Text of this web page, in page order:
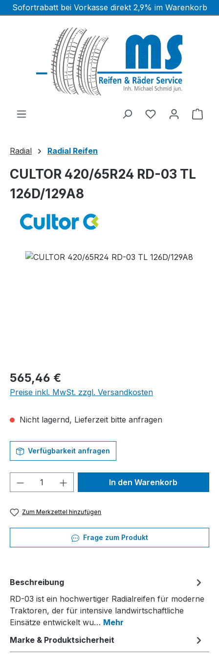
Zum Hauptinhalt springen
Sofortrabatt bei Vorkasse direkt 2,9% im Warenkorb
Radial Radial Reifen
CULTOR 420/65R24 RD-03 TL
126D/129A8
Bildergalerie überspringen
Regulärer Preis:
565,46 €
Preise inkl. MwSt. zzgl. Versandkosten
Nicht lagernd, Lieferzeit bitte anfragen
Verfügbarkeit anfragen
Produkt Anzahl: Gib denIn den Warenkorb
Zum Merkzettel hinzufügen
Frage zum Produkt
Beschreibung
RD-03 ist ein hochwertiger Radialreifen für moderne
Traktoren, der für intensive landwirtschaftliche
Einsätze entwickelt wu… Mehr
Marke & Produktsicherheit